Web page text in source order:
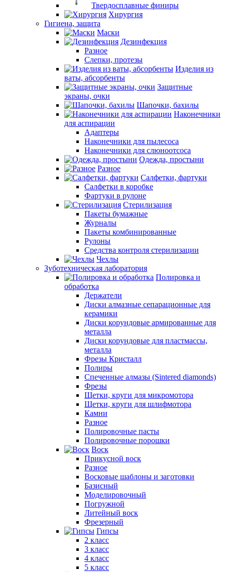
Твердосплавные финиры
Хирургия
Гигиена, защита
Маски
Дезинфекция
Разное
Слепки, протезы
Изделия из
ваты, абсорбенты
Защитные
экраны, очки
Шапочки, бахилы
Наконечники
для аспирации
Адаптеры
Наконечники для пылесоса
Наконечники для слюноотсоса
Одежда, простыни
Разное
Салфетки, фартуки
Салфетки в коробке
Фартуки в рулоне
Стерилизация
Пакеты бумажные
Журналы
Пакеты комбинированные
Рулоны
Средства контроля стерилизации
Чехлы
Зуботехническая лаборатория
Полировка и
обработка
Держатели
Диски алмазные сепарационные для
керамики
Диски корундовые армированные для
металла
Диски корундовые для пластмассы,
металла
Фрезы Кристалл
Полиры
Спеченные алмазы (Sintered diamonds)
Фрезы
Щетки, круги для микромотора
Щетки, круги для шлифмотора
Камни
Разное
Полировочные пасты
Полировочные порошки
Воск
Прикусной воск
Разное
Восковые шаблоны и заготовки
Базисный
Моделировочный
Погружной
Литейный воск
Фрезерный
Гипсы
2 класс
3 класс
4 класс
5 класс